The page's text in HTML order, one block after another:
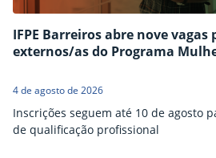
IFPE Barreiros abre nove vagas
externos/as do Programa
4 de agosto de 2026
Inscrições seguem até 10 de agosto
de qualificação profissional